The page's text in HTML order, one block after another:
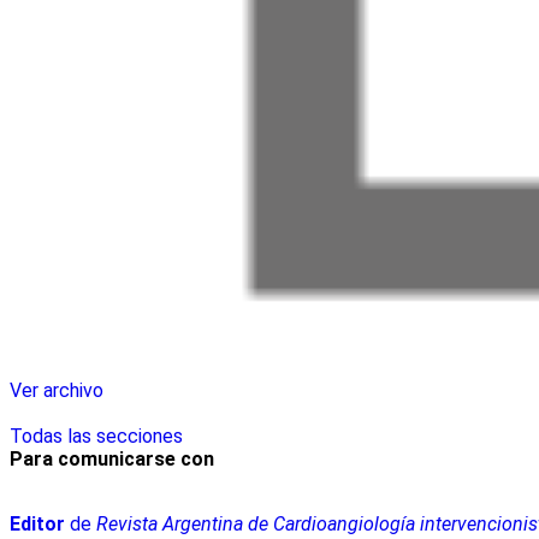
Ver archivo
Todas las secciones
Para comunicarse con
Editor de Revista Argentina de Cardioangiología